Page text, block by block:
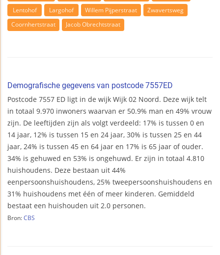
Lentohof
Largohof Willem Pijperstraat
Zwavertsweg
Coornhertstraat
Jacob Obrechtstraat
Demografische gegevens van postcode 7557ED
Postcode 7557 ED ligt in de wijk Wijk 02 Noord. Deze wijk telt
in totaal 9.970 inwoners waarvan er 50.9% man en 49% vrouw
zijn. De leeftijden zijn als volgt verdeeld: 17% is tussen 0 en
14 jaar, 12% is tussen 15 en 24 jaar, 30% is tussen 25 en 44
jaar, 24% is tussen 45 en 64 jaar en 17% is 65 jaar of ouder.
34% is gehuwed en 53% is ongehuwd. Er zijn in totaal 4.810
huishoudens. Deze bestaan uit 44%
eenpersoonshuishoudens, 25% tweepersoonshuishoudens en
31% huishoudens met één of meer kinderen. Gemiddeld
bestaat een huishouden uit 2.0 personen.
Bron: CBS